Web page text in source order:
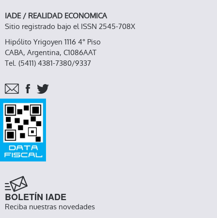
IADE / REALIDAD ECONOMICA
Sitio registrado bajo el ISSN 2545-708X
Hipólito Yrigoyen 1116 4° Piso
CABA, Argentina, C1086AAT
Tel. (5411) 4381-7380/9337
BOLETÍN IADE
Reciba nuestras novedades